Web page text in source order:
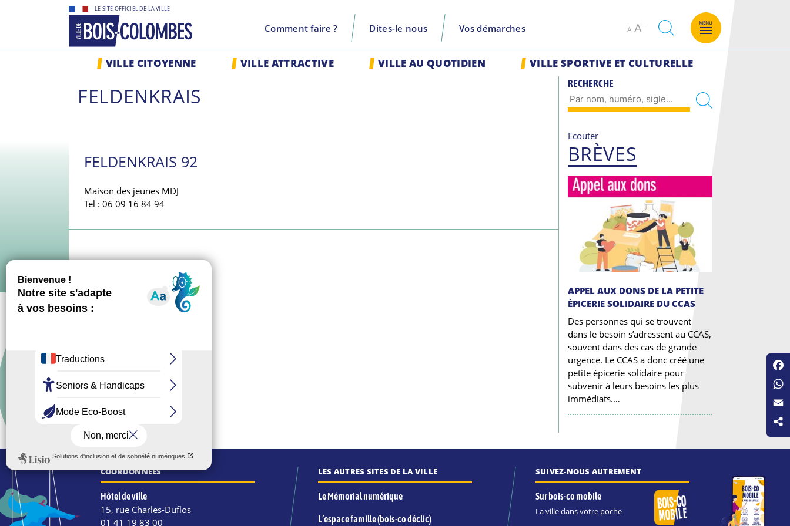
LE SITE OFFICIEL DE LA VILLE
Comment faire ? Dites-le nous Vos démarches A
Decrease
font
AIncrease
size.
recherche
MENU
VILLE CITOYENNE VILLE ATTRACTIVE VILLE AU QUOTIDIEN VILLE SPORTIVE ET CULTURELLE
FELDENKRAIS
FELDENKRAIS 92
Maison des jeunes MDJ
Tel : 06 09 16 84 94
RECHERCHE
Ecouter
BRÈVES
APPEL AUX DONS DE LA PETITE
ÉPICERIE SOLIDAIRE DU CCAS
Des personnes qui se trouvent
dans le besoin s’adressent au CCAS,
souvent dans des cas de grande
urgence. Le CCAS a donc créé une
petite épicerie solidaire pour
subvenir à leurs besoins les plus
immédiats.…
COORDONNÉES
Hôtel de ville
15, rue Charles-Duflos
01 41 19 83 00
LES AUTRES SITES DE LA VILLE
Le Mémorial numérique
L’espace famille (bois-co déclic)
SUIVEZ-NOUS AUTREMENT
Sur bois-co mobile
La ville dans votre poche